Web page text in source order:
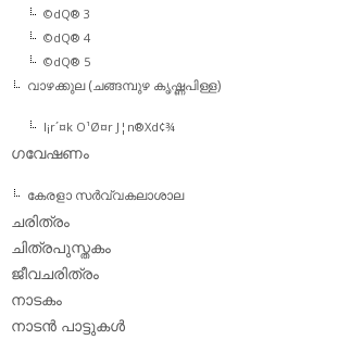
©dQ® 3
©dQ® 4
©dQ® 5
വാഴക്കുല (ചങ്ങമ്പുഴ കൃഷ്ണപിള്ള)
l¡r´¤k O¹Ø¤r J¦n®Xd¢¾
ഗവേഷണം
കേരളാ സര്‍വ്വകലാശാല
ചരിത്രം
ചിത്രപുസ്തകം
ജീവചരിത്രം
നാടകം
നാടന്‍ പാട്ടുകള്‍